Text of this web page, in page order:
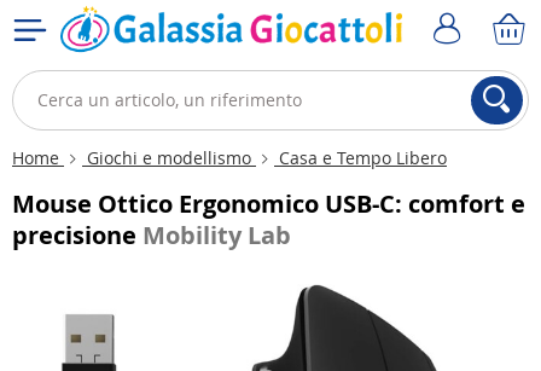
Home Giochi e modellismo Casa e Tempo Libero
Mouse Ottico Ergonomico USB-C: comfort e
precisione Mobility Lab